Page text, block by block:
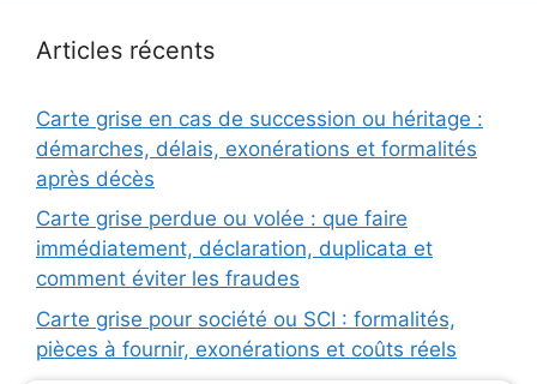
Articles récents
Carte grise en cas de succession ou héritage :
démarches, délais, exonérations et formalités
après décès
Carte grise perdue ou volée : que faire
immédiatement, déclaration, duplicata et
comment éviter les fraudes
Carte grise pour société ou SCI : formalités,
pièces à fournir, exonérations et coûts réels